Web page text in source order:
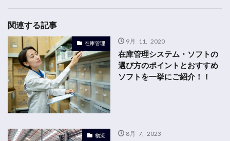
関連する記事
在庫管理 9月 11, 2020
在庫管理システム・ソフトの
選び方のポイントとおすすめ
ソフトを一挙にご紹介！！
物流 8月 7, 2023